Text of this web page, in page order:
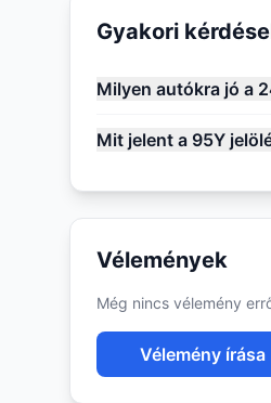
Gyakori
Milyen autókra jó a
Mit jelent a 95Y
Vélemények
Még nincs vélemény
Vélemény írása